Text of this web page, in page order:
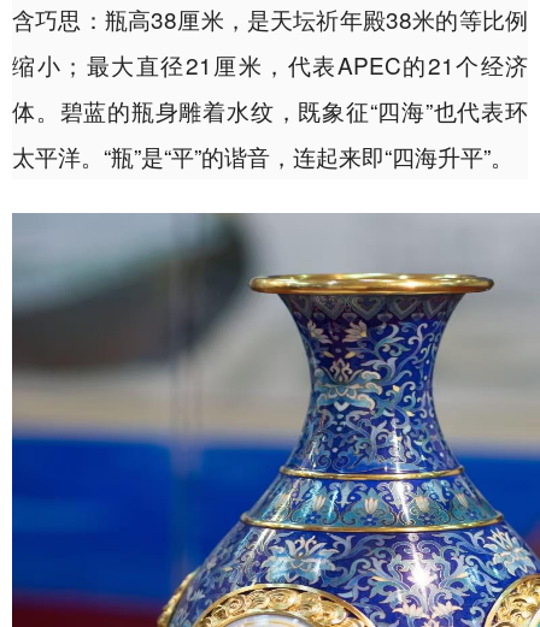
含巧思：瓶高38厘米，是天坛祈年殿38米的等比例
缩小；最大直径21厘米，代表APEC的21个经济
体。碧蓝的瓶身雕着水纹，既象征“四海”也代表环
太平洋。“瓶”是“平”的谐音，连起来即“四海升平”。